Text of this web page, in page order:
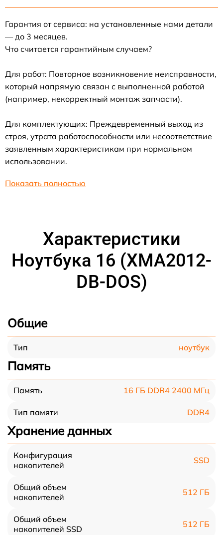
Гарантия от сервиса: на установленные нами детали
— до 3 месяцев.
Что считается гарантийным случаем?
Для работ: Повторное возникновение неисправности,
который напрямую связан с выполненной работой
(например, некорректный монтаж запчасти).
Для комплектующих: Преждевременный выход из
строя, утрата работоспособности или несоответствие
заявленным характеристикам при нормальном
использовании.
Показать полностью
Характеристики
Ноутбука 16 (XMA2012-
DB-DOS)
Общие
Тип ноутбук
Память
Память 16 ГБ DDR4 2400 МГц
Тип памяти DDR4
Хранение данных
Конфигурация
накопителей
SSD
Общий объем
накопителей
512 ГБ
Общий объем
накопителей SSD
512 ГБ